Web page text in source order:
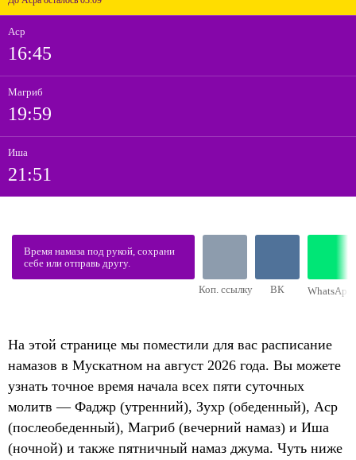
Аср
16:45
Магриб
19:59
Иша
21:51
Время намаза под рукой, сохрани
себе или отправь другу.
Коп. ссылку ВК WhatsApp
На этой странице мы поместили для вас расписание
намазов в Мускатном на август 2026 года. Вы можете
узнать точное время начала всех пяти суточных
молитв — Фаджр (утренний), Зухр (обеденный), Аср
(послеобеденный), Магриб (вечерний намаз) и Иша
(ночной) и также пятничный намаз джума. Чуть ниже